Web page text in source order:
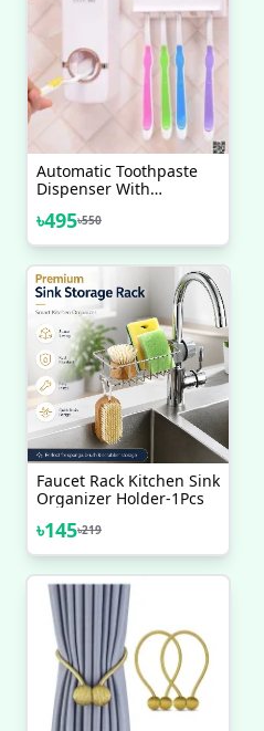
Automatic Toothpaste
Dispenser With
৳495৳550
Faucet Rack Kitchen Sink
Organizer Holder-1Pcs
৳145৳219